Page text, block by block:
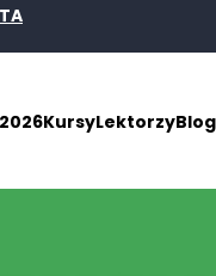
KursyLektorzyBlog